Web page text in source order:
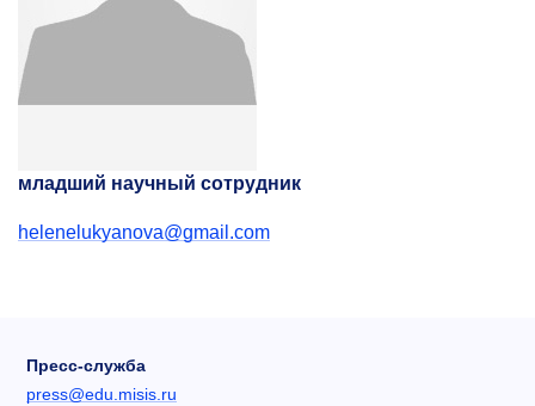
младший научный сотрудник
helenelukyanova@gmail.com
Пресс-служба
press@edu.misis.ru